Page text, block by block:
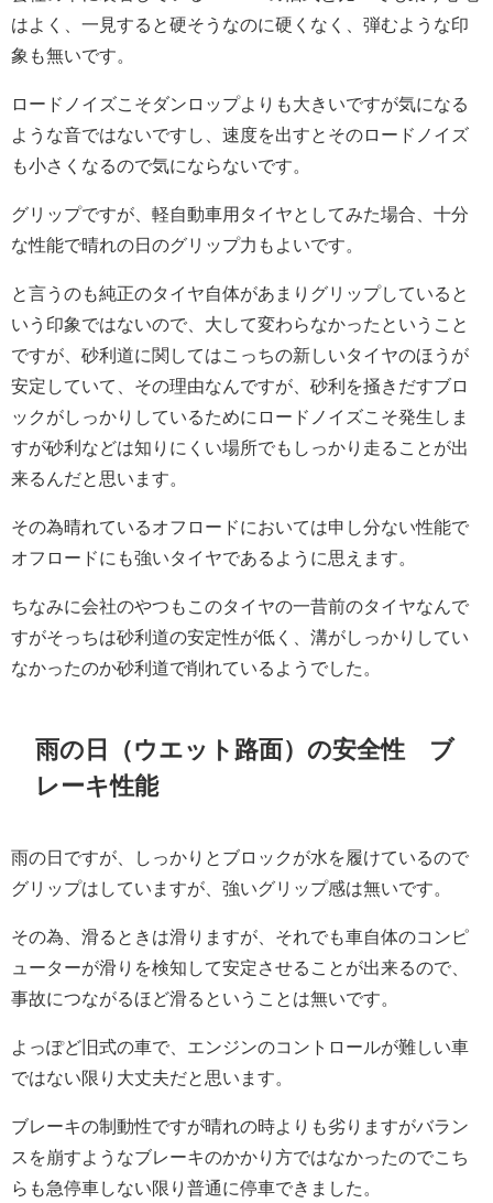
はよく、一見すると硬そうなのに硬くなく、弾むような印
象も無いです。
ロードノイズこそダンロップよりも大きいですが気になる
ような音ではないですし、速度を出すとそのロードノイズ
も小さくなるので気にならないです。
グリップですが、軽自動車用タイヤとしてみた場合、十分
な性能で晴れの日のグリップ力もよいです。
と言うのも純正のタイヤ自体があまりグリップしていると
いう印象ではないので、大して変わらなかったということ
ですが、砂利道に関してはこっちの新しいタイヤのほうが
安定していて、その理由なんですが、砂利を掻きだすブロ
ックがしっかりしているためにロードノイズこそ発生しま
すが砂利などは知りにくい場所でもしっかり走ることが出
来るんだと思います。
その為晴れているオフロードにおいては申し分ない性能で
オフロードにも強いタイヤであるように思えます。
ちなみに会社のやつもこのタイヤの一昔前のタイヤなんで
すがそっちは砂利道の安定性が低く、溝がしっかりしてい
なかったのか砂利道で削れているようでした。
雨の日（ウエット路面）の安全性 ブ
レーキ性能
雨の日ですが、しっかりとブロックが水を履けているので
グリップはしていますが、強いグリップ感は無いです。
その為、滑るときは滑りますが、それでも車自体のコンピ
ューターが滑りを検知して安定させることが出来るので、
事故につながるほど滑るということは無いです。
よっぽど旧式の車で、エンジンのコントロールが難しい車
ではない限り大丈夫だと思います。
ブレーキの制動性ですが晴れの時よりも劣りますがバラン
スを崩すようなブレーキのかかり方ではなかったのでこち
らも急停車しない限り普通に停車できました。